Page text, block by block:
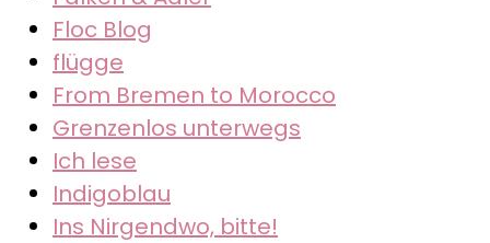
Floc Blog
flügge
From Bremen to Morocco
Grenzenlos unterwegs
Ich lese
Indigoblau
Ins Nirgendwo, bitte!